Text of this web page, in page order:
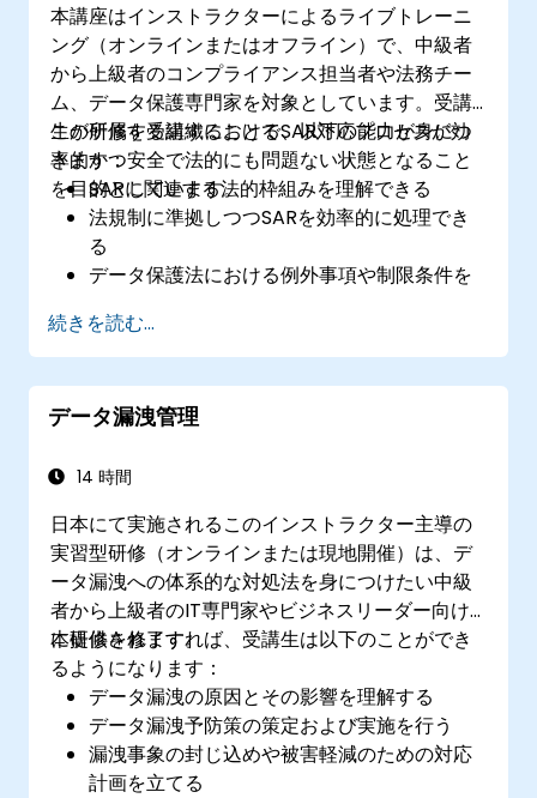
本講座はインストラクターによるライブトレーニ
ング（オンラインまたはオフライン）で、中級者
から上級者のコンプライアンス担当者や法務チー
ム、データ保護専門家を対象としています。受講
生が所属する組織におけるSAR対応プロセスが効
率的かつ安全で法的にも問題ない状態となること
を目的としています。
この研修を受講することで、以下の能力が身につ
きます：
SARに関連する法的枠組みを理解できる
法規制に準拠しつつSARを効率的に処理でき
る
データ保護法における例外事項や制限条件を
第三者情報を含む複雑なSARのケースにも対
応できる
SARに関する文書作成や返答手順におけるベ
ストプラクティスを実践できる
続きを読む...
データ漏洩管理
14 時間
日本にて実施されるこのインストラクター主導の
実習型研修（オンラインまたは現地開催）は、デ
ータ漏洩への体系的な対処法を身につけたい中級
者から上級者のIT専門家やビジネスリーダー向け
に提供されます。
本研修を修了すれば、受講生は以下のことができ
るようになります：
データ漏洩の原因とその影響を理解する
データ漏洩予防策の策定および実施を行う
漏洩事象の封じ込めや被害軽減のための対応
計画を立てる